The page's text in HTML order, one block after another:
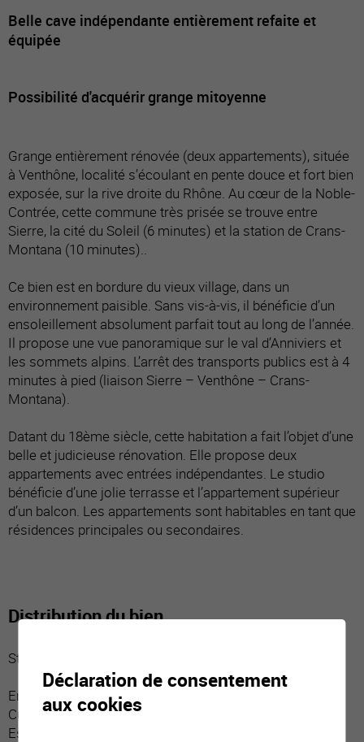
Belle cave indépendante entièrement refaite et
équipée
Possibilité d'acquérir grange mitoyenne
Grange entièrement rénovée (deux appartements), située
à Venthône, localité s’écoulant en pente douce et fort bien
exposée, sur la rive droite du Rhône. Au cœur de la Noble-
Contrée, cette commune très prisée se trouve entre
Sierre, la cité du Soleil (6 minutes) et la station de Crans-
Montana (10 minutes)..
Ce bien est en bordure du vieux village, dans un
environnement paisible. Sans vis-à-vis, il bénéficie d’un
ensoleillement absolument parfait tout au long de l’année.
Il propose une vue panoramique sur le val d’Anniviers et
les sommets alpins. L’arrêt des transports publics est à 4
minutes à pied (liaison Sierre – Venthône – Crans-
Montana).
Datant du 18ème siècle, cette habitation a fait l’objet d’une
belle et judicieuse rénovation. Elle propose deux
appartements avec entrées indépendantes. Le studio
bénéficie d’une jolie terrasse et l’appartement supérieur
d’un balcon. Les appartements sont habitables en tant que
résidences principales ou secondaires.
Distribution du bien
Studio 1.5 pces, rez-de-chaussée :
Entrée indépendante / dégagement
Cuisine ouverte, emplacement table
Espace à vivre donnant sur terrasse
Déclaration de consentement
aux cookies